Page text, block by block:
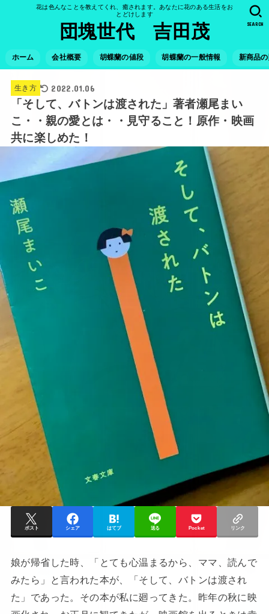
花は色んなことを教えてくれ、癒されます。あなたに花のある生活をお
とどけします
団塊世代 吉田茂
ホーム 会社概要 胡蝶蘭の値段 胡蝶蘭の一般情報 新商品
SEARCH
生き方 2022.01.06
「そして、バトンは渡された」著者瀬尾まい
こ・・親の愛とは・・見守ること！原作・映画
共に楽しめた！
ポスト シェア はてブ 送る Pocket リンク
娘が帰省した時、「とても心温まるから、ママ、読んで
みたら」と言われた本が、「そして、バトンは渡され
た」であった。その本が私に廻ってきた。昨年の秋に映